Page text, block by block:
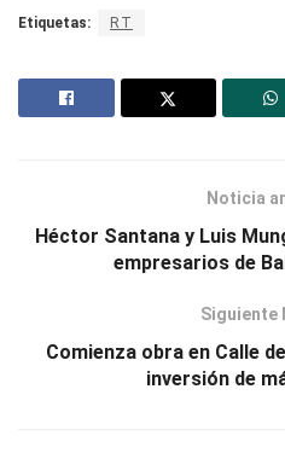
Etiquetas: RT
Noticia
Héctor Santana y Luis
empresarios de
Siguiente
Comienza obra en Calle
inversión de